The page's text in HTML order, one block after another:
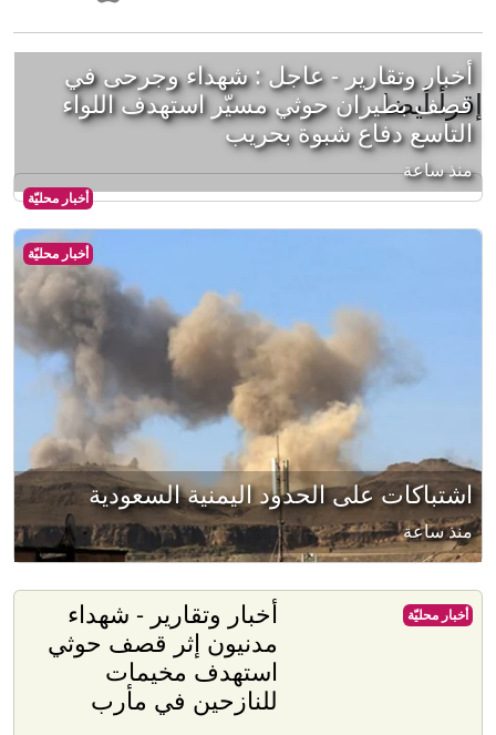
إقرأ أيضا
أخبار محليّة
أخبار وتقارير - عاجل : شهداء وجرحى في
قصف بطيران حوثي مسيّر استهدف اللواء
التاسع دفاع شبوة بحريب
منذ ساعة
أخبار محليّة
اشتباكات على الحدود اليمنية السعودية
منذ ساعة
أخبار وتقارير - شهداء
مدنيون إثر قصف حوثي
استهدف مخيمات
للنازحين في مأرب
أخبار محليّة